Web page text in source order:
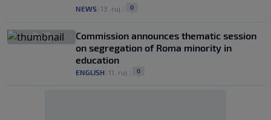
NEWS 13. ruj. 0
Commission announces thematic session
on segregation of Roma minority in
education
ENGLISH 11. ruj. 0